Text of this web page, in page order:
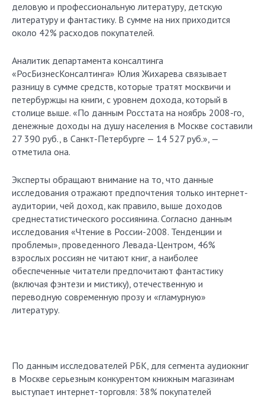
деловую и профессиональную литературу, детскую
литературу и фантастику. В сумме на них приходится
около 42% расходов покупателей.
Аналитик департамента консалтинга
«РосБизнесКонсалтин­га» Юлия Жихарева связывает
разницу в сумме средств, которые тратят москвичи и
петербуржцы на книги, с уровнем дохода, который в
столице выше. «По данным Росстата на ноябрь 2008-го,
денежные доходы на душу населения в Москве составили
27 390 руб., в Санкт-Петербурге — 14 527 руб.», —
отметила она.
Эксперты обращают внимание на то, что данные
исследования отражают предпочтения только интернет-
аудитории, чей доход, как правило, выше доходов
среднестатистического россиянина. Согласно данным
исследования «Чтение в России-2008. Тенденции и
проблемы», проведенного Левада-Центром, 46%
взрослых россиян не читают книг, а наи­более
обеспеченные читатели предпочитают фантастику
(включая фэнтези и мистику), отечественную и
переводную современную прозу и «гламурную»
литературу.
По данным исследователей РБК, для сегмента аудиокниг
в Москве серьезным конкурентом книжным магазинам
выступает интернет-торговля: 38% покупателей